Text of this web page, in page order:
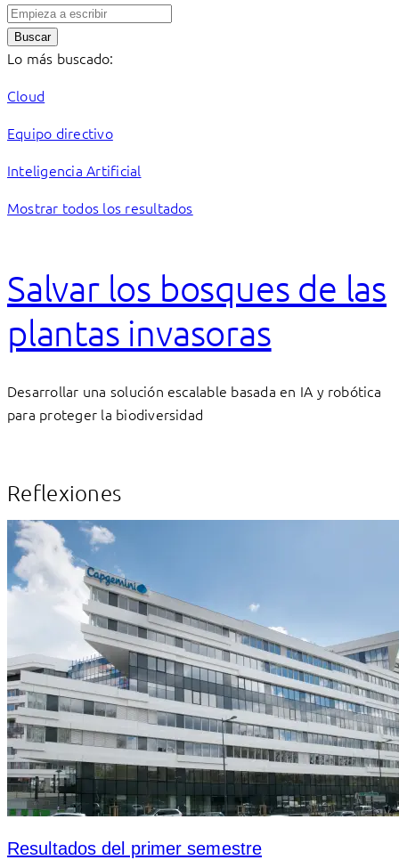
Buscar
Lo más buscado:
Cloud
Equipo directivo
Inteligencia Artificial
Mostrar todos los resultados
Salvar los bosques de las
plantas invasoras
Desarrollar una solución escalable basada en IA y robótica
para proteger la biodiversidad
Reflexiones
Resultados del primer semestre